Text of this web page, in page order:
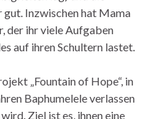
Inzwischen hat Mama
der ihr viele Aufgaben
auf ihren Schultern lastet.
„Fountain of Hope“, in
Baphumelele verlassen
Ziel ist es, ihnen eine